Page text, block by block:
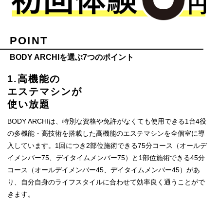
POINT
BODY ARCHIを選ぶ7つのポイント
1.高機能の
エステマシンが
使い放題
BODY ARCHIは、特別な資格や免許がなくても使用できる1台4役
の多機能・高技術を搭載した高機能のエステマシンを全個室に導
入しています。1回につき2部位施術できる75分コース（オールデ
イメンバー75、デイタイムメンバー75）と1部位施術できる45分
コース（オールデイメンバー45、デイタイムメンバー45）があ
り、自分自身のライフスタイルに合わせて効率良く通うことがで
きます。